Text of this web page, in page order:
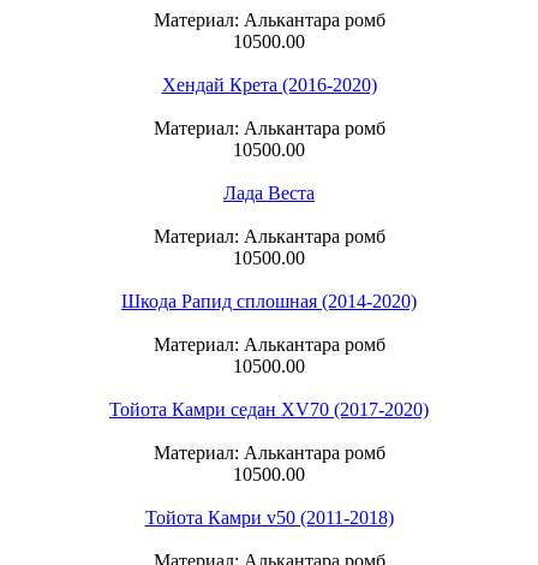
Материал: Алькантара ромб
10500.00
Хендай Крета (2016-2020)
Материал: Алькантара ромб
10500.00
Лада Веста
Материал: Алькантара ромб
10500.00
Шкода Рапид сплошная (2014-2020)
Материал: Алькантара ромб
10500.00
Тойота Камри седан XV70 (2017-2020)
Материал: Алькантара ромб
10500.00
Тойота Камри v50 (2011-2018)
Материал: Алькантара ромб